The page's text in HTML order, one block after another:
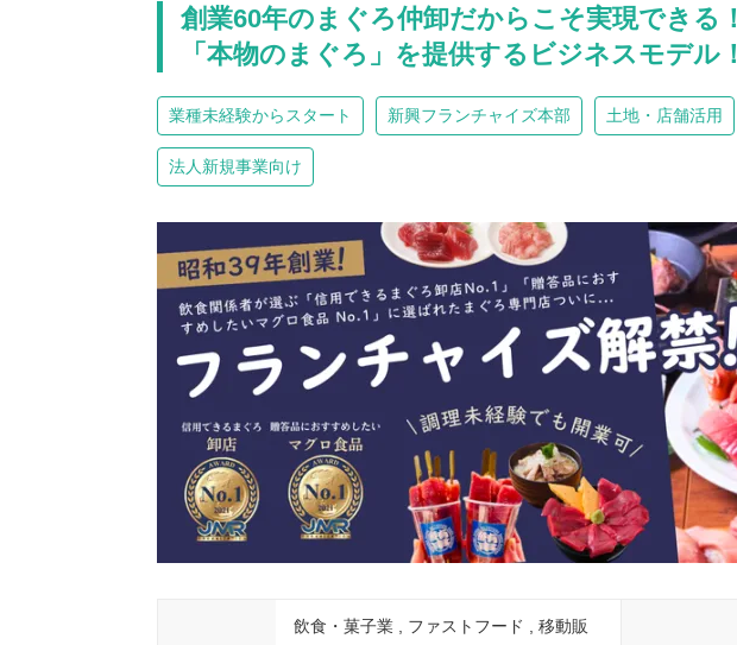
創業60年のまぐろ仲卸だからこそ実現できる！
「本物のまぐろ」を提供するビジネスモデル！
業種未経験からスタート 新興フランチャイズ本部 土地・店舗活用
法人新規事業向け
飲食・菓子業 , ファストフード , 移動販